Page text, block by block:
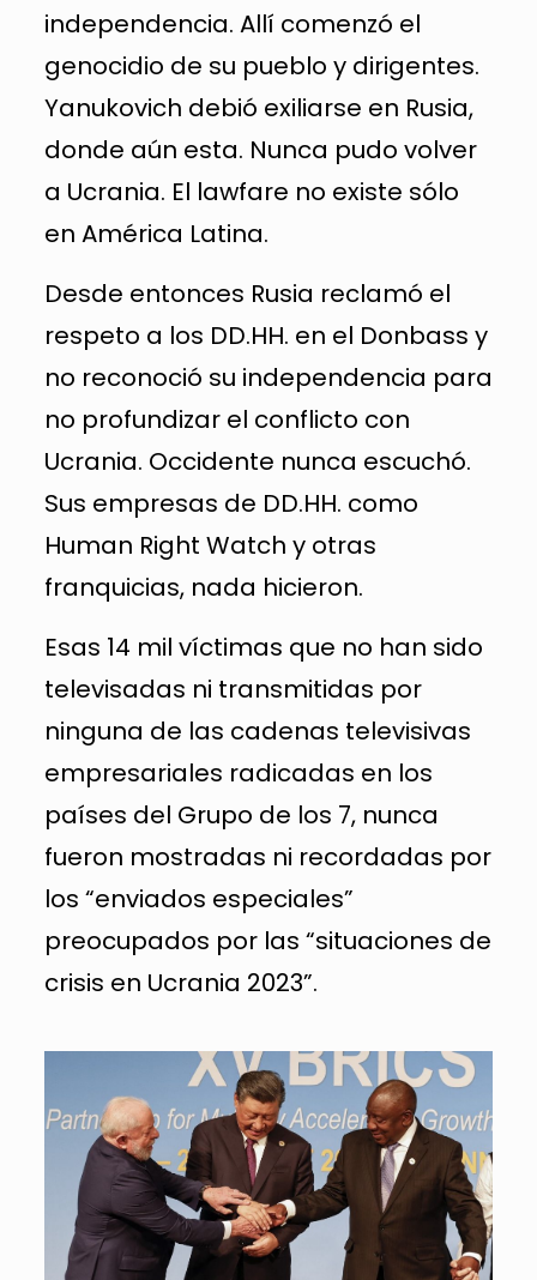
independencia. Allí comenzó el
genocidio de su pueblo y dirigentes.
Yanukovich debió exiliarse en Rusia,
donde aún esta. Nunca pudo volver
a Ucrania. El lawfare no existe sólo
en América Latina.
Desde entonces Rusia reclamó el
respeto a los DD.HH. en el Donbass y
no reconoció su independencia para
no profundizar el conflicto con
Ucrania. Occidente nunca escuchó.
Sus empresas de DD.HH. como
Human Right Watch y otras
franquicias, nada hicieron.
Esas 14 mil víctimas que no han sido
televisadas ni transmitidas por
ninguna de las cadenas televisivas
empresariales radicadas en los
países del Grupo de los 7, nunca
fueron mostradas ni recordadas por
los “enviados especiales”
preocupados por las “situaciones de
crisis en Ucrania 2023”.